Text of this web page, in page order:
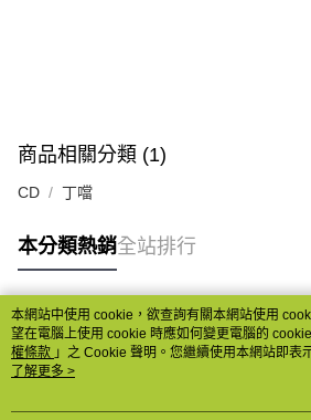
商品相關分類 (1)
CD 丁噹
本分類熱銷全站排行
熱門標籤
本網站中使用 cookie，欲查詢有關本網站使用
望在電腦上使用 cookie 時應如何變更電腦的
權條款 」之 Cookie 聲明。您繼續使用本網站即表
用條款之 Cookie 聲明使用 cookie。
了解更多 >